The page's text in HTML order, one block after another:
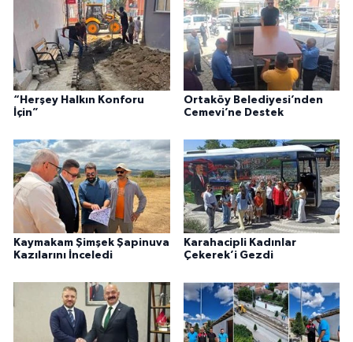
“Herşey Halkın Konforu
İçin”
Ortaköy Belediyesi’nden
Cemevi’ne Destek
Kaymakam Şimşek Şapinuva
Kazılarını İnceledi
Karahacipli Kadınlar
Çekerek’i Gezdi